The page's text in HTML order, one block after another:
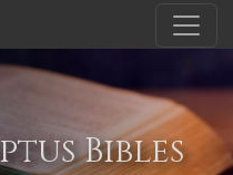
Bibles